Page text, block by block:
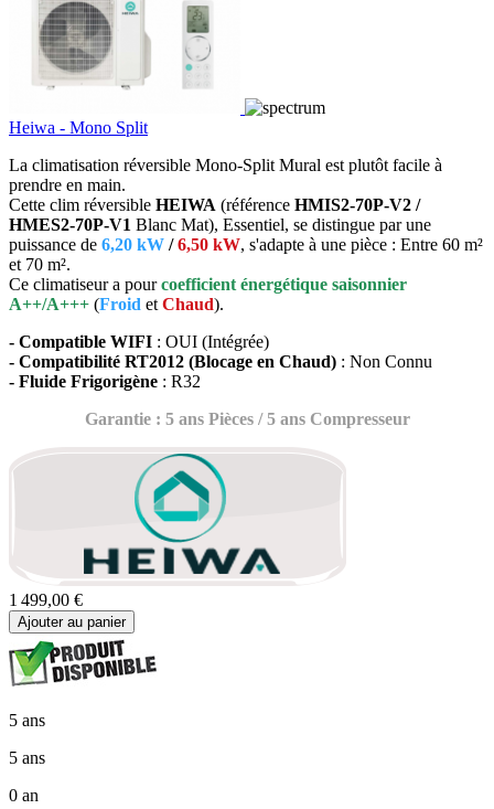
Heiwa - Mono Split
La climatisation réversible Mono-Split Mural est plutôt facile à
prendre en main.
Cette clim réversible HEIWA (référence HMIS2-70P-V2 /
HMES2-70P-V1 Blanc Mat), Essentiel, se distingue par une
puissance de 6,20 kW /6,50 kW, s'adapte à une pièce : Entre 60 m²
et 70 m².
Ce climatiseur a pourcoefficient énergétique saisonnier
A++/A+++ (Froid et Chaud).
- Compatible WIFI : OUI (Intégrée)
- Compatibilité RT2012 (Blocage en Chaud) : Non Connu
- Fluide Frigorigène : R32
Garantie : 5 ans Pièces / 5 ans Compresseur
1 499,00 €
Ajouter au panier
5 ans
5 ans
0 an